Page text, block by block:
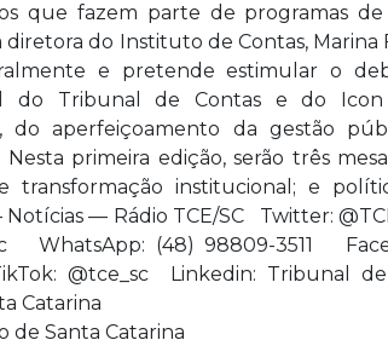
que fazem parte de programas
do Instituto de Contas, Marina
e pretende estimular o
do Tribunal de Contas e do
do aperfeiçoamento da gestão
primeira edição, serão três
institucional; e
— Rádio TCE/SC Twitter:
WhatsApp: (48) 98809-3511
@tce_sc Linkedin: Tribunal
Catarina
de Santa Catarina